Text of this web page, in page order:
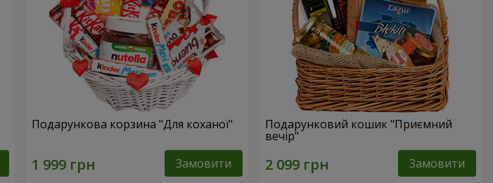
Подарункова корзина "Для коханої"
Замовити
Подарунковий кошик "Приємний
вечір"
Замовити